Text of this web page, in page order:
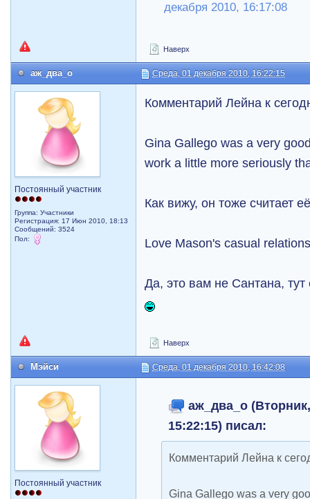
декабря 2010, 16:17:08
Наверх
аж_два_о Среда, 01 декабря 2010, 16:22:15
Постоянный участник
Группа: Участники
Регистрация: 17 Июн 2010, 18:13
Сообщений: 3524
Пол:
Комментарий Лейна к
Gina Gallego was a very
work a little more seriously
Как вижу, он тоже считает
Love Mason's casual
Да, это вам не Сантана, тут
Наверх
Мэйси Среда, 01 декабря 2010, 16:42:08
Постоянный участник
аж_два_о
15:22:15) писал:
Комментарий Лейна к
Gina Gallego was a very